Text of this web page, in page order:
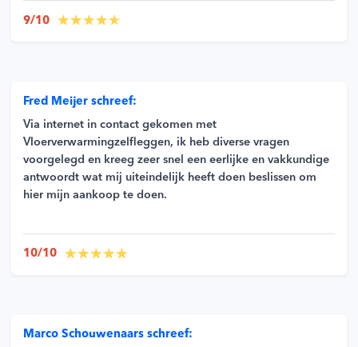
9/10
Fred Meijer schreef:
Via internet in contact gekomen met
Vloerverwarmingzelfleggen, ik heb diverse vragen
voorgelegd en kreeg zeer snel een eerlijke en vakkundige
antwoordt wat mij uiteindelijk heeft doen beslissen om
hier mijn aankoop te doen.
10/10
Marco Schouwenaars schreef: